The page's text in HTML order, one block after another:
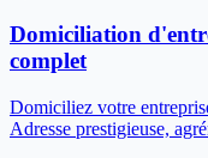
Domiciliation
complet
Domiciliez votre
Adresse prestigieuse,